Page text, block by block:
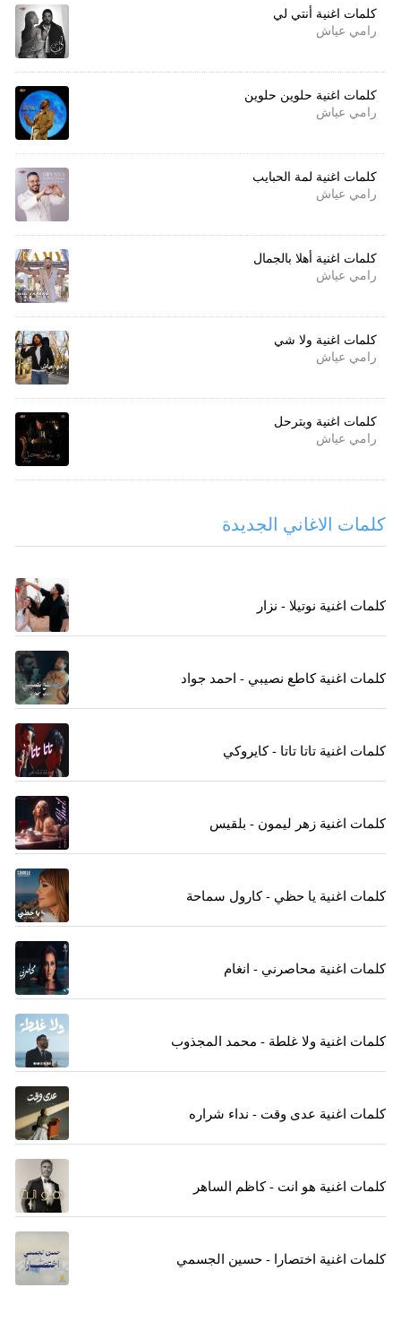
كلمات اغنية أنتي لي
رامي عياش
كلمات اغنية حلوين حلوين
رامي عياش
كلمات اغنية لمة الحبايب
رامي عياش
كلمات اغنية أهلا بالجمال
رامي عياش
كلمات اغنية ولا شي
رامي عياش
كلمات اغنية وبترحل
رامي عياش
كلمات الاغاني الجديدة
كلمات اغنية نوتيلا - نزار
كلمات اغنية كاطع نصيبي - احمد جواد
كلمات اغنية تاتا تاتا - كايروكي
كلمات اغنية زهر ليمون - بلقيس
كلمات اغنية يا حظي - كارول سماحة
كلمات اغنية محاصرني - انغام
كلمات اغنية ولا غلطة - محمد المجذوب
كلمات اغنية عدى وقت - نداء شراره
كلمات اغنية هو انت - كاظم الساهر
كلمات اغنية اختصارا - حسين الجسمي